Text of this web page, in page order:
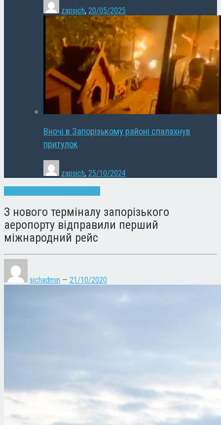
zapsich, 20/05/2025
Вночі в Запорізькому районі спалахнув
притулок
zapsich, 25/10/2024
З нового терміналу запорізького
аеропорту відправили перший
міжнародний рейс
sichadmin — 21/10/2020